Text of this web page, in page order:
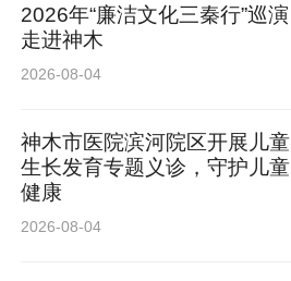
2026年“廉洁文化三秦行”巡演
走进神木
2026-08-04
神木市医院滨河院区开展儿童
生长发育专题义诊，守护儿童
健康
2026-08-04